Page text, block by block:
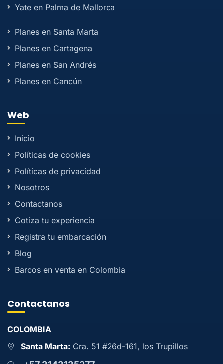
Yate en Palma de Mallorca
Planes en Santa Marta
Planes en Cartagena
Planes en San Andrés
Planes en Cancún
Web
Inicio
Políticas de cookies
Políticas de privacidad
Nosotros
Contactanos
Cotiza tu experiencia
Registra tu embarcación
Blog
Barcos en venta en Colombia
Contactanos
COLOMBIA
Santa Marta: Cra. 51 #26d-161, los Trupillos